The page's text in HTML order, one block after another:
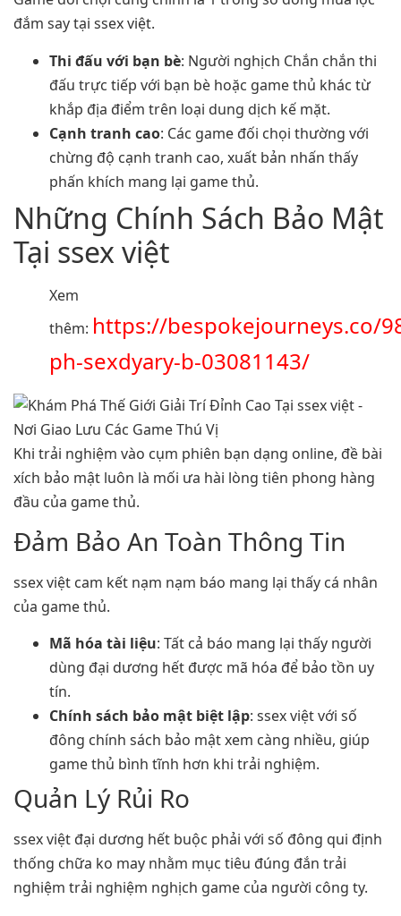
đắm say tại ssex việt.
Thi đấu với bạn bè: Người nghịch Chắn chắn thi
đấu trực tiếp với bạn bè hoặc game thủ khác từ
khắp địa điểm trên loại dung dịch kế mặt.
Cạnh tranh cao: Các game đối chọi thường với
chừng độ cạnh tranh cao, xuất bản nhấn thấy
phấn khích mang lại game thủ.
Những Chính Sách Bảo Mật
Tại ssex việt
Xem
thêm: https://bespokejourneys.co/
ph-sexdyary-b-03081143/
Khi trải nghiệm vào cụm phiên bạn dạng online, đề bài
xích bảo mật luôn là mối ưa hài lòng tiên phong hàng
đầu của game thủ.
Đảm Bảo An Toàn Thông Tin
ssex việt cam kết nạm nạm báo mang lại thấy cá nhân
của game thủ.
Mã hóa tài liệu: Tất cả báo mang lại thấy người
dùng đại dương hết được mã hóa để bảo tồn uy
tín.
Chính sách bảo mật biệt lập: ssex việt với số
đông chính sách bảo mật xem càng nhiều, giúp
game thủ bình tĩnh hơn khi trải nghiệm.
Quản Lý Rủi Ro
ssex việt đại dương hết buộc phải với số đông qui định
thống chữa ko may nhằm mục tiêu đúng đắn trải
nghiệm trải nghiệm nghịch game của người công ty.